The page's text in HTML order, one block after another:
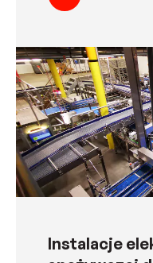
Instalacje